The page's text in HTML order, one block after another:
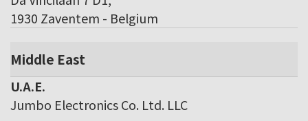
1930 Zaventem - Belgium
Middle East
U.A.E.
Jumbo Electronics Co. Ltd. LLC